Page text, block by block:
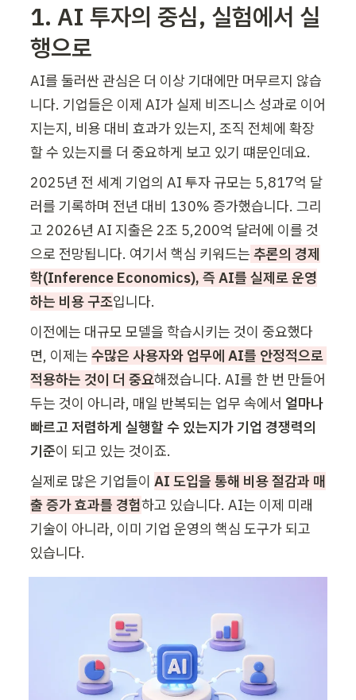
1. AI 투자의 중심, 실험에서 실
행으로
AI를 둘러싼 관심은 더 이상 기대에만 머무르지 않습
니다. 기업들은 이제 AI가 실제 비즈니스 성과로 이어
지는지, 비용 대비 효과가 있는지, 조직 전체에 확장
할 수 있는지를 더 중요하게 보고 있기 떄문인데요.
2025년 전 세계 기업의 AI 투자 규모는 5,817억 달
러를 기록하며 전년 대비 130% 증가했습니다. 그리
고 2026년 AI 지출은 2조 5,200억 달러에 이를 것
으로 전망됩니다. 여기서 핵심 키워드는 추론의 경제
학(Inference Economics), 즉 AI를 실제로 운영
하는 비용 구조입니다.
이전에는 대규모 모델을 학습시키는 것이 중요했다
면, 이제는 수많은 사용자와 업무에 AI를 안정적으로
적용하는 것이 더 중요해졌습니다. AI를 한 번 만들어
두는 것이 아니라, 매일 반복되는 업무 속에서 얼마나
빠르고 저렴하게 실행할 수 있는지가 기업 경쟁력의
기준이 되고 있는 것이죠.
실제로 많은 기업들이 AI 도입을 통해 비용 절감과 매
출 증가 효과를 경험하고 있습니다. AI는 이제 미래
기술이 아니라, 이미 기업 운영의 핵심 도구가 되고
있습니다.